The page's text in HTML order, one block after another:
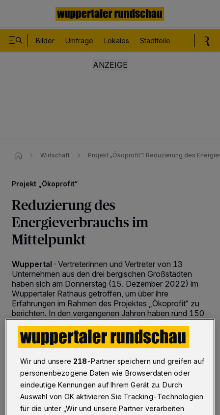
Bilder Umfrage Lokales Stadtteile
Wirtschaft Projekt „Ökoprofit“​: Reduzierung des
Projekt „Ökoprofit“
Reduzierung des
Energieverbrauchs im
Mittelpunkt
Wuppertal · Vertreterinnen und Vertreter von 13
Unternehmen aus den drei bergischen Großstädten
haben sich am Donnerstag (15. Dezember 2022) im
Wuppertaler Rathaus getroffen, um über ihre
Erfahrungen im Rahmen des Projektes „Ökoprofit“ zu
berichten. In den vergangenen Jahren haben rund 150
Städte Remscheid, Solingen und Wuppertal
teilgenommen.
16.12.2022 , 09:00 Uhr 2 Minuten Lesezeit
Wir und unsere 218-Partner speichern und greifen auf
personenbezogene Daten wie Browserdaten oder
eindeutige Kennungen auf Ihrem Gerät zu. Durch
Auswahl von OK aktivieren Sie Tracking-Technologien
für die unter „Wir und unsere Partner verarbeiten